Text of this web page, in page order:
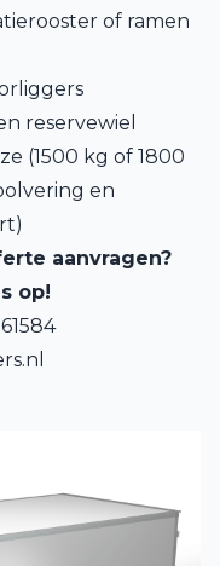
of ramen
reservewiel
(1500 kg of 1800
en
aanvragen?
op!